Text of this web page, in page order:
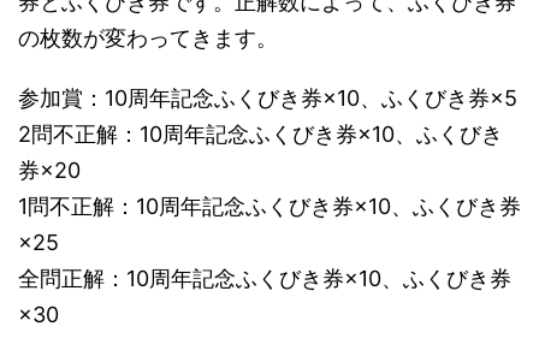
の枚数が変わってきます。
参加賞：10周年記念ふくびき券×10、ふくびき券×5
2問不正解：10周年記念ふくびき券×10、ふくびき
券×20
1問不正解：10周年記念ふくびき券×10、ふくびき券
×25
全問正解：10周年記念ふくびき券×10、ふくびき券
×30